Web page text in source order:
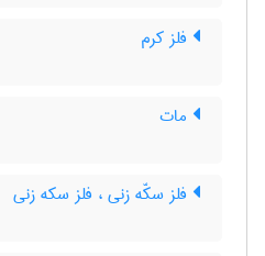
فلز کرم
مات
فلز سکّه زنی ، فلز سکه زنی